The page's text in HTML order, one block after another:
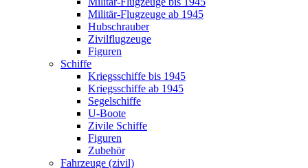
Militär-Flugzeuge ab 1945
Hubschrauber
Zivilflugzeuge
Figuren
Schiffe
Kriegsschiffe bis 1945
Kriegsschiffe ab 1945
Segelschiffe
U-Boote
Zivile Schiffe
Figuren
Zubehör
Fahrzeuge (zivil)